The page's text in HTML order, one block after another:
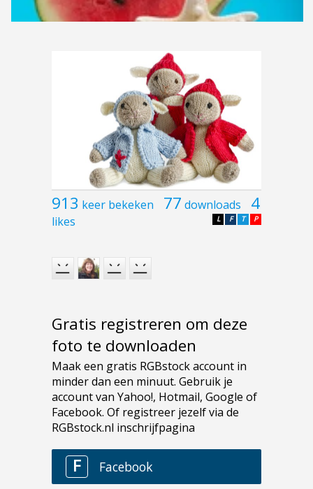
913 keer bekeken 77 downloads 4
likes P
T
F
L
Gratis registreren om deze
foto te downloaden